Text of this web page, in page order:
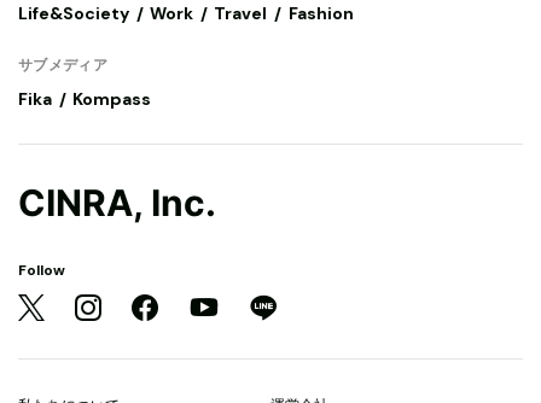
Life&Society
Work Travel Fashion
サブメディア
Fika Kompass
CINRA, Inc.
Follow